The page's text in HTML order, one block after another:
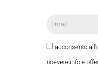
acconsento
ricevere info e